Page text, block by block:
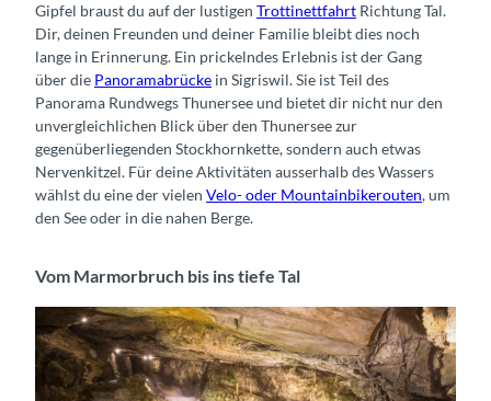
Gipfel braust du auf der lustigen Trottinettfahrt Richtung Tal.
Dir, deinen Freunden und deiner Familie bleibt dies noch
lange in Erinnerung. Ein prickelndes Erlebnis ist der Gang
über die Panoramabrücke in Sigriswil. Sie ist Teil des
Panorama Rundwegs Thunersee und bietet dir nicht nur den
unvergleichlichen Blick über den Thunersee zur
gegenüberliegenden Stockhornkette, sondern auch etwas
Nervenkitzel. Für deine Aktivitäten ausserhalb des Wassers
wählst du eine der vielen Velo- oder Mountainbikerouten, um
den See oder in die nahen Berge.
Vom Marmorbruch bis ins tiefe Tal